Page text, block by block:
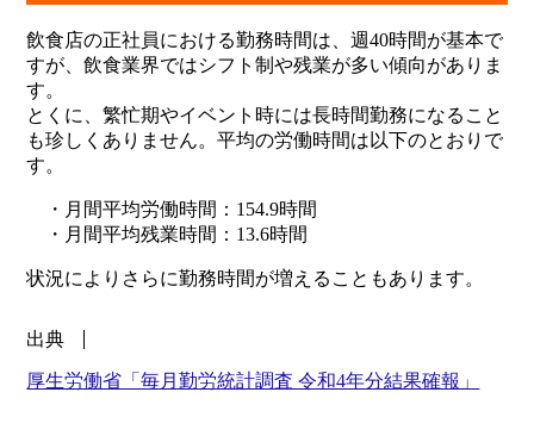
飲食店の正社員における勤務時間は、週40時間が基本で
すが、飲食業界ではシフト制や残業が多い傾向がありま
す。
とくに、繁忙期やイベント時には長時間勤務になること
も珍しくありません。平均の労働時間は以下のとおりで
す。
・月間平均労働時間：154.9時間
・月間平均残業時間：13.6時間
状況によりさらに勤務時間が増えることもあります。
出典
厚生労働省「毎月勤労統計調査 令和4年分結果確報」